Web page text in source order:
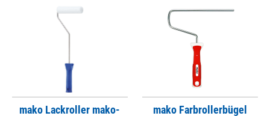
mako Lackroller mako-
mako Farbrollerbügel